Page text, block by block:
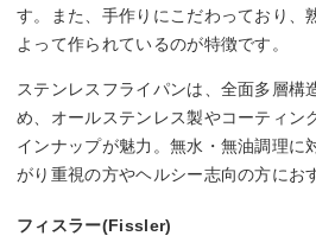
す。また、手作りにこだわっており、
よって作られているのが特徴です。
ステンレスフライパンは、全面多層構
め、オールステンレス製やコーティン
インナップが魅力。無水・無油調理に
がり重視の方やヘルシー志向の方にお
フィスラー(Fissler)